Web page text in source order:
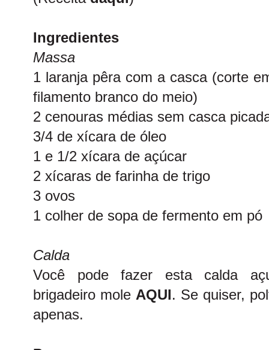
Ingredientes
Massa
1 laranja pêra com a casca (corte
filamento branco do meio)
2 cenouras médias sem casca
3/4 de xícara de óleo
1 e 1/2 xícara de açúcar
2 xícaras de farinha de trigo
3 ovos
1 colher de sopa de fermento em pó
Calda
Você pode fazer esta calda
brigadeiro mole AQUI. Se quiser,
apenas.